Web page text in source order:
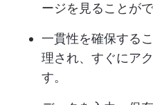
ージを見ることがで
一貫性を確保する
理され、すぐにア
す。